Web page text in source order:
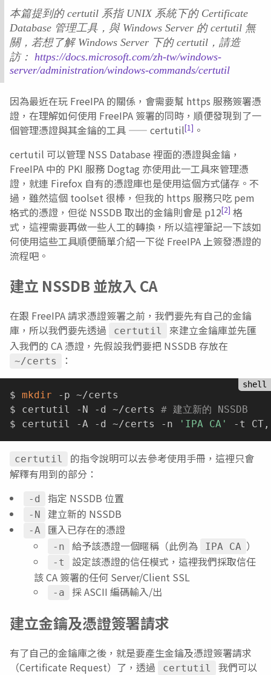
本篇提到的 certutil 系指 UNIX 系統下的 Certificate
Database 管理工具，與 Windows Server 的 certutil 無
關，若想了解 Windows Server 下的 certutil，請造
訪： https://docs.microsoft.com/zh-tw/windows-
server/administration/windows-commands/certutil
因為最近在玩 FreeIPA 的關係，會需要幫 https 服務簽署憑
證，在理解如何使用 FreeIPA 簽署的同時，順便發現到了一
個管理憑證與其金鑰的工具 —— certutil[1] 。
certutil 可以管理 NSS Database 裡面的憑證與金鑰，
FreeIPA 中的 PKI 服務 Dogtag 亦使用此一工具來管理憑
證，就連 Firefox 自有的憑證庫也是使用這個方式儲存。不
過，雖然這個 toolset 很棒，但我的 https 服務只吃 pem
格式的憑證，但從 NSSDB 取出的金鑰則會是 p12[2] 格
式，這裡需要再做一些人工的轉換，所以這裡筆記一下該如
何使用這些工具順便簡單介紹一下從 FreeIPA 上簽發憑證的
流程吧。
建立 NSSDB 並放入 CA
在跟 FreeIPA 請求憑證簽署之前，我們要先有自己的金鑰
庫，所以我們要先透過
certutil
來建立金鑰庫並先匯
入我們的 CA 憑證，先假設我們要把 NSSDB 存放在
~/certs ：
$ mkdir -p ~/certs
$ certutil -N -d ~/certs # 建立新的 NSSDB
$ certutil -A -d ~/certs -n
'IPA CA' -t
certutil
的指令說明可以去參考使用手冊，這裡只會
解釋有用到的部分：
-d 指定 NSSDB 位置
-N 建立新的 NSSDB
-A 匯入已存在的憑證
-n 給予該憑證一個暱稱（此例為 IPA CA ）
-t
設定該憑證的信任模式，這裡我們採取信任
該 CA 簽署的任何 Server/Client SSL
-a 採 ASCII 編碼輸入/出
建立金鑰及憑證簽署請求
有了自己的金鑰庫之後，就是要產生金鑰及憑證簽署請求
（Certificate Request）了，透過
certutil
我們可以